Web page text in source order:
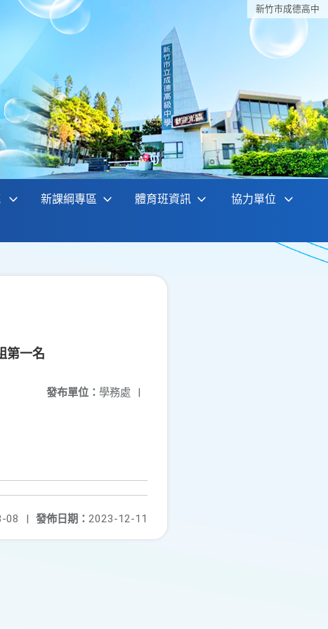
新竹巿成德高中
新課綱專區 體育班資訊 協力單位
第一名
發布單位： 學務處 |
發佈日期： 2023-12-11
08 |